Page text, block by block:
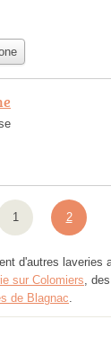
1 2
d'autres laveries
sur Colomiers , des
de Blagnac